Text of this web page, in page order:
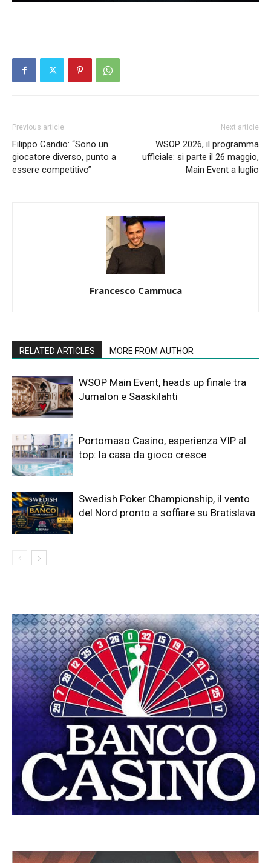
Previous article
Filippo Candio: “Sono un
giocatore diverso, punto a
essere competitivo”
Next article
WSOP 2026, il programma
ufficiale: si parte il 26 maggio,
Main Event a luglio
Francesco Cammuca
RELATED ARTICLES MORE FROM AUTHOR
WSOP Main Event, heads up finale tra
Jumalon e Saaskilahti
Portomaso Casino, esperienza VIP al
top: la casa da gioco cresce
Swedish Poker Championship, il vento
del Nord pronto a soffiare su Bratislava